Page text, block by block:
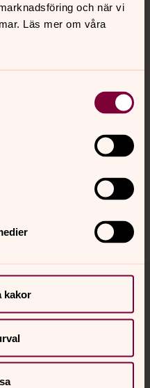
och när vi
Läs mer om våra
kakor
eller chatta anonymt